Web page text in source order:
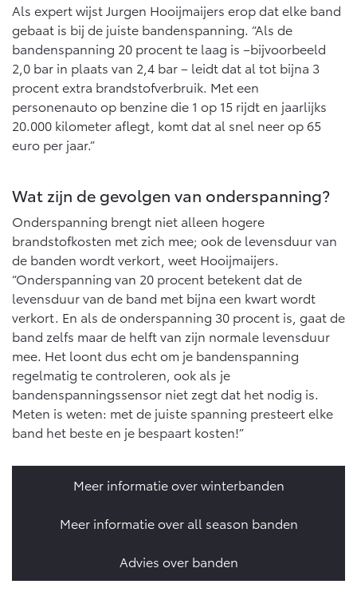
Als expert wijst Jurgen Hooijmaijers erop dat elke band
gebaat is bij de juiste bandenspanning. “Als de
bandenspanning 20 procent te laag is –bijvoorbeeld
2,0 bar in plaats van 2,4 bar – leidt dat al tot bijna 3
procent extra brandstofverbruik. Met een
personenauto op benzine die 1 op 15 rijdt en jaarlijks
20.000 kilometer aflegt, komt dat al snel neer op 65
euro per jaar.”
Wat zijn de gevolgen van onderspanning?
Onderspanning brengt niet alleen hogere
brandstofkosten met zich mee; ook de levensduur van
de banden wordt verkort, weet Hooijmaijers.
“Onderspanning van 20 procent betekent dat de
levensduur van de band met bijna een kwart wordt
verkort. En als de onderspanning 30 procent is, gaat de
band zelfs maar de helft van zijn normale levensduur
mee. Het loont dus echt om je bandenspanning
regelmatig te controleren, ook als je
bandenspanningssensor niet zegt dat het nodig is.
Meten is weten: met de juiste spanning presteert elke
band het beste en je bespaart kosten!”
Meer informatie over winterbanden
Meer informatie over all season banden
Advies over banden